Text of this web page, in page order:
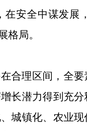
安全中谋发展
格局。
理区间，全要
长潜力得到充
城镇化、农业现